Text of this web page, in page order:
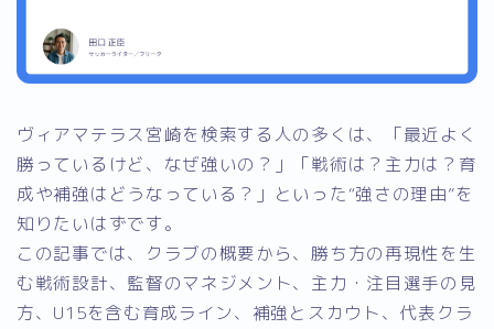
ヴィアマテラス宮崎を検索する人の多くは、「最近よく
勝っているけど、なぜ強いの？」「戦術は？主力は？育
成や補強はどうなっている？」といった“強さの理由”を
知りたいはずです。
この記事では、クラブの概要から、勝ち方の再現性を生
む戦術設計、監督のマネジメント、主力・注目選手の見
方、U15を含む育成ライン、補強とスカウト、代表クラ